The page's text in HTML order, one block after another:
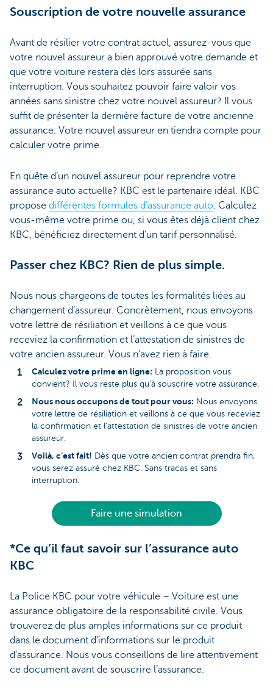
Souscription de votre nouvelle assurance
Avant de résilier votre contrat actuel, assurez-vous que
votre nouvel assureur a bien approuvé votre demande et
que votre voiture restera dès lors assurée sans
interruption. Vous souhaitez pouvoir faire valoir vos
années sans sinistre chez votre nouvel assureur? Il vous
suffit de présenter la dernière facture de votre ancienne
assurance. Votre nouvel assureur en tiendra compte pour
calculer votre prime.
En quête d’un nouvel assureur pour reprendre votre
assurance auto actuelle? KBC est le partenaire idéal. KBC
propose différentes formules d’assurance auto. Calculez
vous-même votre prime ou, si vous êtes déjà client chez
KBC, bénéficiez directement d’un tarif personnalisé.
Passer chez KBC? Rien de plus simple.
Nous nous chargeons de toutes les formalités liées au
changement d’assureur. Concrètement, nous envoyons
votre lettre de résiliation et veillons à ce que vous
receviez la confirmation et l’attestation de sinistres de
votre ancien assureur. Vous n’avez rien à faire.
Calculez votre prime en ligne: La proposition vous
convient? Il vous reste plus qu’à souscrire votre assurance.
Nous nous occupons de tout pour vous: Nous envoyons
votre lettre de résiliation et veillons à ce que vous receviez
la confirmation et l’attestation de sinistres de votre ancien
assureur.
Voilà, c’est fait! Dès que votre ancien contrat prendra fin,
vous serez assuré chez KBC. Sans tracas et sans
interruption.
Faire une simulation
*Ce qu’il faut savoir sur l’assurance auto
KBC
La Police KBC pour votre véhicule – Voiture est une
assurance obligatoire de la responsabilité civile. Vous
trouverez de plus amples informations sur ce produit
dans le document d’informations sur le produit
d’assurance. Nous vous conseillons de lire attentivement
ce document avant de souscrire l’assurance.